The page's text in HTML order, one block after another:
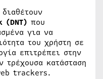
(DNT) που
για να
του χρήστη σε
επιτρέπει στην
τρέχουσα κατάσταση
trackers.